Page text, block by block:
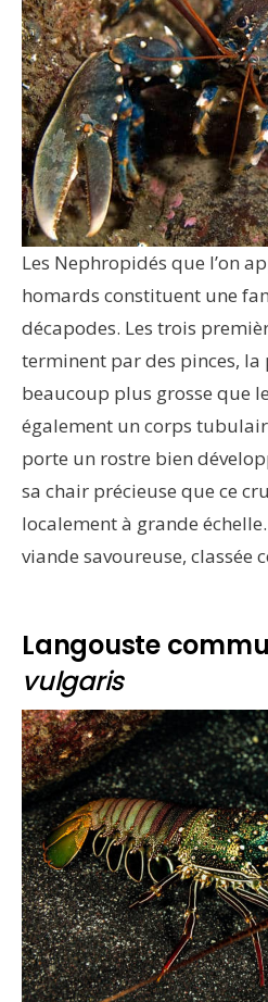
Les Nephropidés que l’on
homards constituent une
décapodes. Les trois
terminent par des pinces,
beaucoup plus grosse que
également un corps
porte un rostre bien
sa chair précieuse que ce
localement à grande
viande savoureuse, classée
Langouste
vulgaris